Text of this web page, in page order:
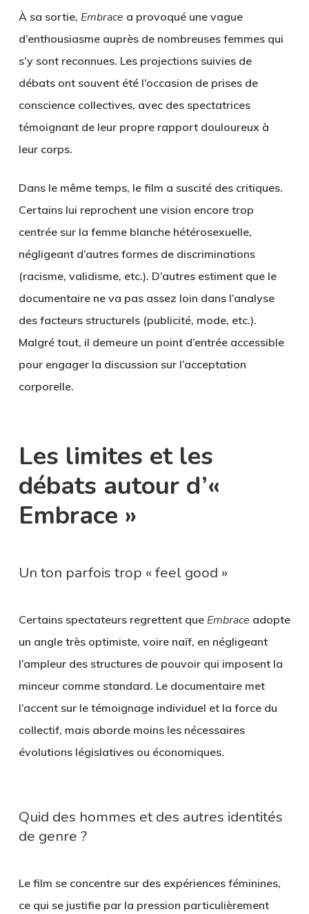
À sa sortie, Embrace a provoqué une vague
d’enthousiasme auprès de nombreuses femmes qui
s’y sont reconnues. Les projections suivies de
débats ont souvent été l’occasion de prises de
conscience collectives, avec des spectatrices
témoignant de leur propre rapport douloureux à
leur corps.
Dans le même temps, le film a suscité des critiques.
Certains lui reprochent une vision encore trop
centrée sur la femme blanche hétérosexuelle,
négligeant d’autres formes de discriminations
(racisme, validisme, etc.). D’autres estiment que le
documentaire ne va pas assez loin dans l’analyse
des facteurs structurels (publicité, mode, etc.).
Malgré tout, il demeure un point d’entrée accessible
pour engager la discussion sur l’acceptation
corporelle.
Les limites et les
débats autour d’«
Embrace »
Un ton parfois trop « feel good »
Certains spectateurs regrettent que Embrace adopte
un angle très optimiste, voire naïf, en négligeant
l’ampleur des structures de pouvoir qui imposent la
minceur comme standard. Le documentaire met
l’accent sur le témoignage individuel et la force du
collectif, mais aborde moins les nécessaires
évolutions législatives ou économiques.
Quid des hommes et des autres identités
de genre ?
Le film se concentre sur des expériences féminines,
ce qui se justifie par la pression particulièrement